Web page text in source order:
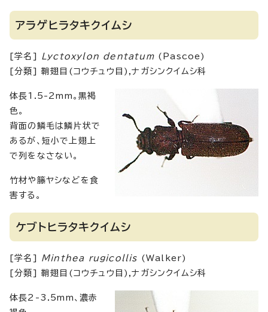
アラゲヒラタキクイムシ
[学名] Lyctoxylon dentatum(Pascoe)
[分類] 鞘翅目(コウチュウ目),ナガシンクイムシ科
体長1.5-2mm。黒褐
色。
背面の鱗毛は鱗片状で
あるが、短小で上翅上
で列をなさない。
竹材や籐ヤシなどを食
害する。
ケブトヒラタキクイムシ
[学名] Minthea rugicollis (Walker)
[分類] 鞘翅目(コウチュウ目),ナガシンクイムシ科
体長2-3.5mm、濃赤